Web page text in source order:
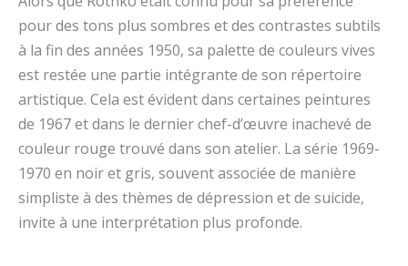
pour des tons plus sombres et des contrastes subtils
à la fin des années 1950, sa palette de couleurs vives
est restée une partie intégrante de son répertoire
artistique. Cela est évident dans certaines peintures
de 1967 et dans le dernier chef-d’œuvre inachevé de
couleur rouge trouvé dans son atelier. La série 1969-
1970 en noir et gris, souvent associée de manière
simpliste à des thèmes de dépression et de suicide,
invite à une interprétation plus profonde.